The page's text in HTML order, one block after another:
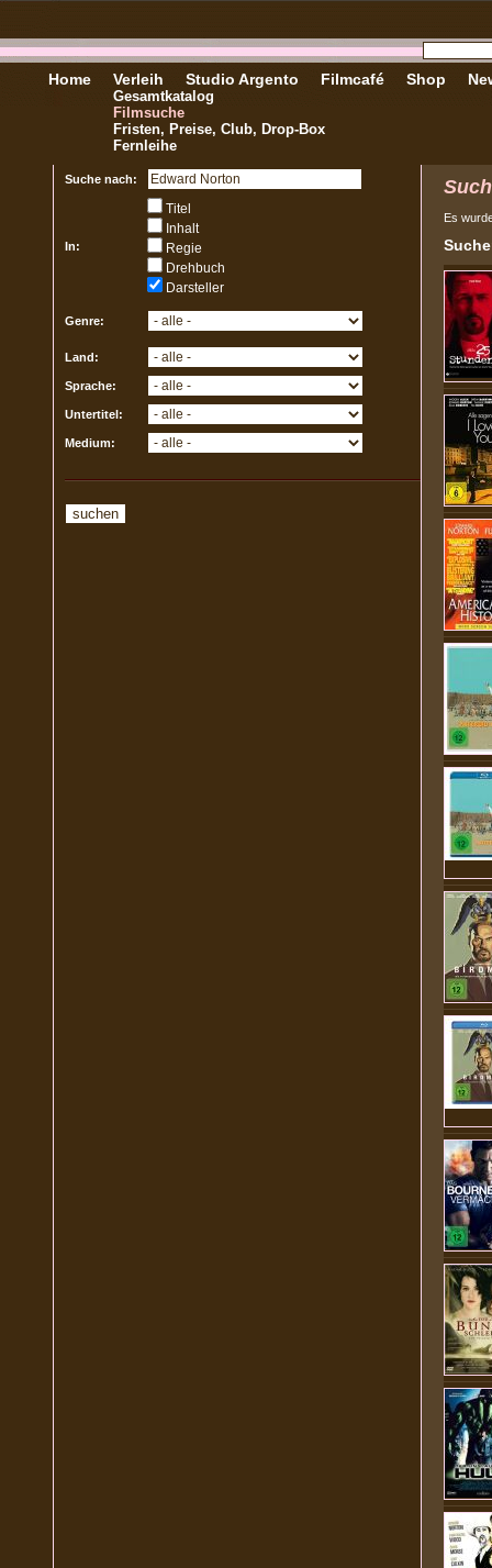
Home Verleih
Gesamtkatalog
Filmsuche
Fristen, Preise, Club, Drop-Box
Fernleihe
Studio Argento Filmcafé Shop
Suche nach:
In:
Titel
Inhalt
Regie
Drehbuch
Darsteller
Genre:
Land:
Sprache:
Untertitel:
Medium:
Es